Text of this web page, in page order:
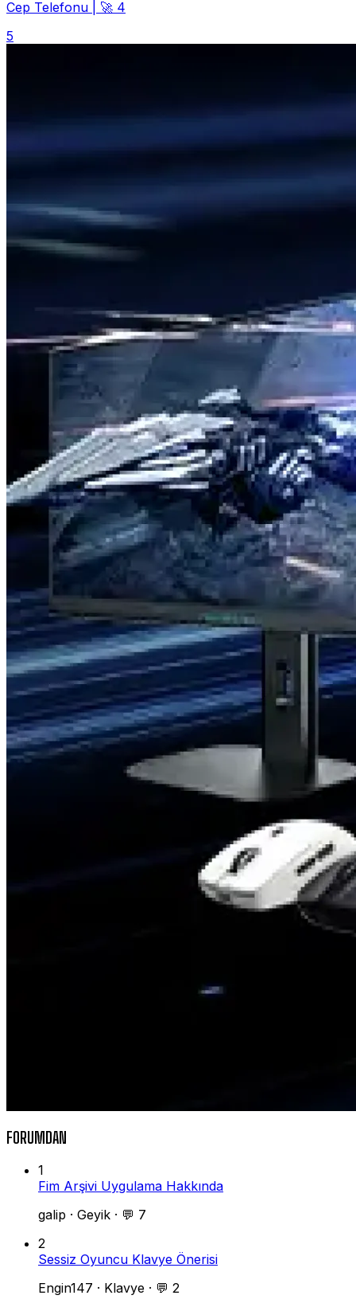
Cep Telefonu
🚀 4
5
FORUMDAN
1
Fim Arşivi Uygulama Hakkında
galip · Geyik · 💬 7
2
Sessiz Oyuncu Klavye Önerisi
Engin147 · Klavye · 💬 2